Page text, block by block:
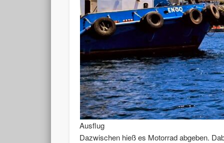
Ausflug
Dazwischen hieß es Motorrad abgeben.